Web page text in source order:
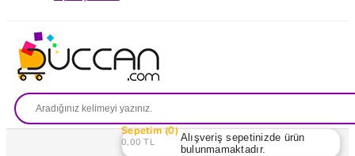
Sepetim 0
0,00 TL
Alışveriş sepetinizde ürün
bulunmamaktadır.